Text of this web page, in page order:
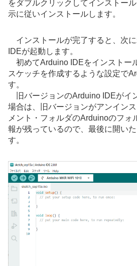
をダブルクリックしてインストー
示に従いインストールします。
インストールが完了すると、次
IDEが起動します。
初めてArduino IDEをインストー
スケッチを作成するような設定で
す。
旧バージョンのArduino IDEがイ
場合は、旧バージョンがアンイン
メント・フォルダのArduinoのフォ
報が残っているので、最後に開い
す。